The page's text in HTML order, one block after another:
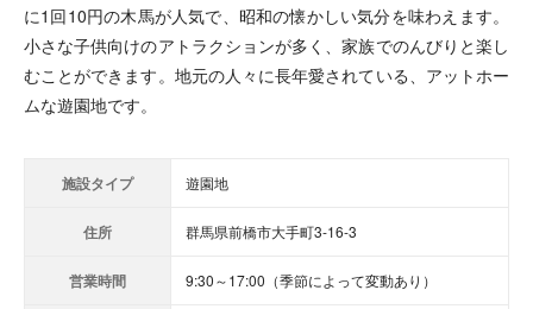
に1回10円の木馬が人気で、昭和の懐かしい気分を味わえます。
小さな子供向けのアトラクションが多く、家族でのんびりと楽し
むことができます。地元の人々に長年愛されている、アットホー
ムな遊園地です。
施設タイプ 遊園地
住所 群馬県前橋市大手町3-16-3
営業時間 9:30～17:00（季節によって変動あり）